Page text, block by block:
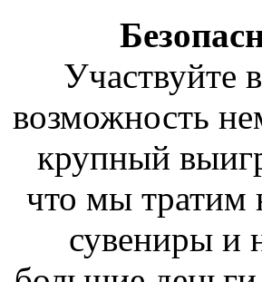
Участвуйте
возможность
крупный
что мы тратим
сувениры и